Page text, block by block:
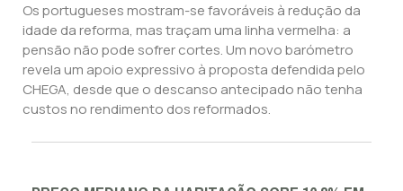
Os portugueses mostram-se favoráveis à redução da
idade da reforma, mas traçam uma linha vermelha: a
pensão não pode sofrer cortes. Um novo barómetro
revela um apoio expressivo à proposta defendida pelo
CHEGA, desde que o descanso antecipado não tenha
custos no rendimento dos reformados.